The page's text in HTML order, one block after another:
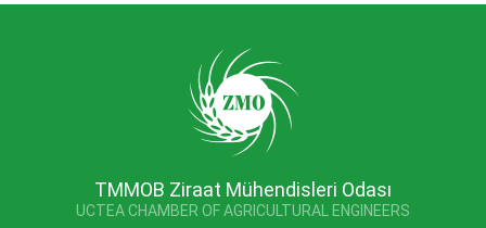
TMMOB Ziraat Mühendisleri Odası
UCTEA CHAMBER OF AGRICULTURAL ENGINEERS